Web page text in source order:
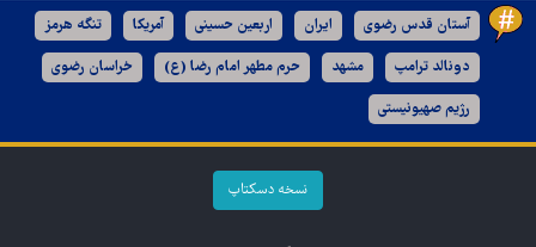
آستان قدس رضوی ایران اربعین حسینی آمریکا تنگه هرمز
دونالد ترامپ مشهد حرم مطهر امام رضا (ع) خراسان رضوی
رژیم صهیونیستی
نسخه دسکتاپ